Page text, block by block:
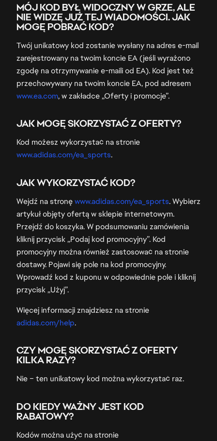
MÓJ KOD BYŁ WIDOCZNY W GRZE, ALE
NIE WIDZĘ JUŻ TEJ WIADOMOŚCI. JAK
MOGĘ POBRAĆ KOD?
Twój unikatowy kod zostanie wysłany na adres e-mail
zarejestrowany na twoim koncie EA (jeśli wyrażono
zgodę na otrzymywanie e-maili od EA). Kod jest też
przechowywany na twoim koncie EA, pod adresem
www.ea.com, w zakładce „Oferty i promocje”.
JAK MOGĘ SKORZYSTAĆ Z OFERTY?
Kod możesz wykorzystać na stronie
www.adidas.com/ea_sports.
JAK WYKORZYSTAĆ KOD?
Wejdź na stronęwww.adidas.com/ea_sports. Wybierz
artykuł objęty ofertą w sklepie internetowym.
Przejdź do koszyka. W podsumowaniu zamówienia
kliknij przycisk „Podaj kod promocyjny”. Kod
promocyjny można również zastosować na stronie
dostawy. Pojawi się pole na kod promocyjny.
Wprowadź kod z kuponu w odpowiednie pole i kliknij
przycisk „Użyj”.
Więcej informacji znajdziesz na stronie
adidas.com/help.
CZY MOGĘ SKORZYSTAĆ Z OFERTY
KILKA RAZY?
Nie – ten unikatowy kod można wykorzystać raz.
DO KIEDY WAŻNY JEST KOD
RABATOWY?
Kodów można użyć na stronie